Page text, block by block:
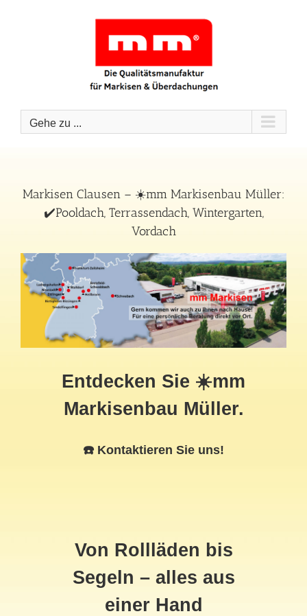
Gehe zu ...
Markisen Clausen – ☀️mm Markisenbau Müller:
✔️Pooldach, Terrassendach, Wintergarten,
Vordach
Entdecken Sie ☀️mm
Markisenbau Müller.
☎️ Kontaktieren Sie uns!
Von Rollläden bis
Segeln – alles aus
einer Hand